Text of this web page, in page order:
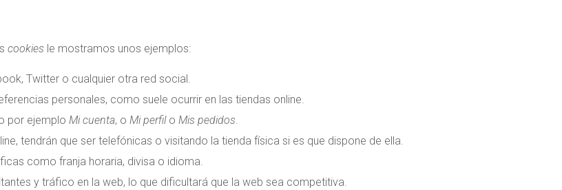
cookies le mostramos unos ejemplos:
Twitter o cualquier otra red social.
personales, como suele ocurrir en las tiendas online.
por ejemplo Mi cuenta, o Mi perfilo Mis pedidos.
tendrán que ser telefónicas o visitando la tienda física si es que dispone de ella.
como franja horaria, divisa o idioma.
y tráfico en la web, lo que dificultará que la web sea competitiva.